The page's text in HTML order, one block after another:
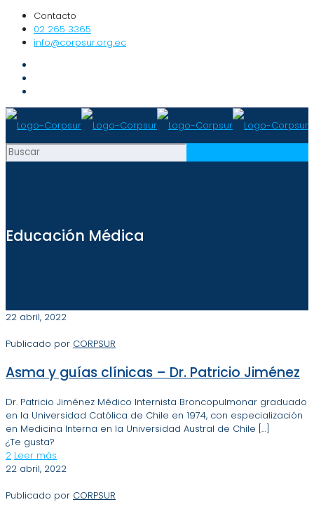
Contacto
02 265 3365
info@corpsur.org.ec
Educación Médica
22 abril, 2022
Publicado por CORPSUR
Asma y guías clínicas – Dr. Patricio Jiménez
Dr. Patricio Jiménez Médico Internista Broncopulmonar graduado
en la Universidad Católica de Chile en 1974, con especialización
en Medicina Interna en la Universidad Austral de Chile […]
¿Te gusta?
2 Leer más
22 abril, 2022
Publicado por CORPSUR